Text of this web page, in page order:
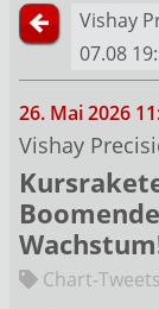
Vishay
07.08
26. Mai 2026
Vishay
Chart-Tweets